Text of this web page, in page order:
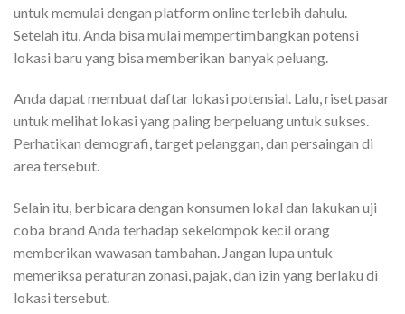
untuk memulai dengan platform online terlebih dahulu.
Setelah itu, Anda bisa mulai mempertimbangkan potensi
lokasi baru yang bisa memberikan banyak peluang.
Anda dapat membuat daftar lokasi potensial. Lalu, riset pasar
untuk melihat lokasi yang paling berpeluang untuk sukses.
Perhatikan demografi, target pelanggan, dan persaingan di
area tersebut.
Selain itu, berbicara dengan konsumen lokal dan lakukan uji
coba brand Anda terhadap sekelompok kecil orang
memberikan wawasan tambahan. Jangan lupa untuk
memeriksa peraturan zonasi, pajak, dan izin yang berlaku di
lokasi tersebut.